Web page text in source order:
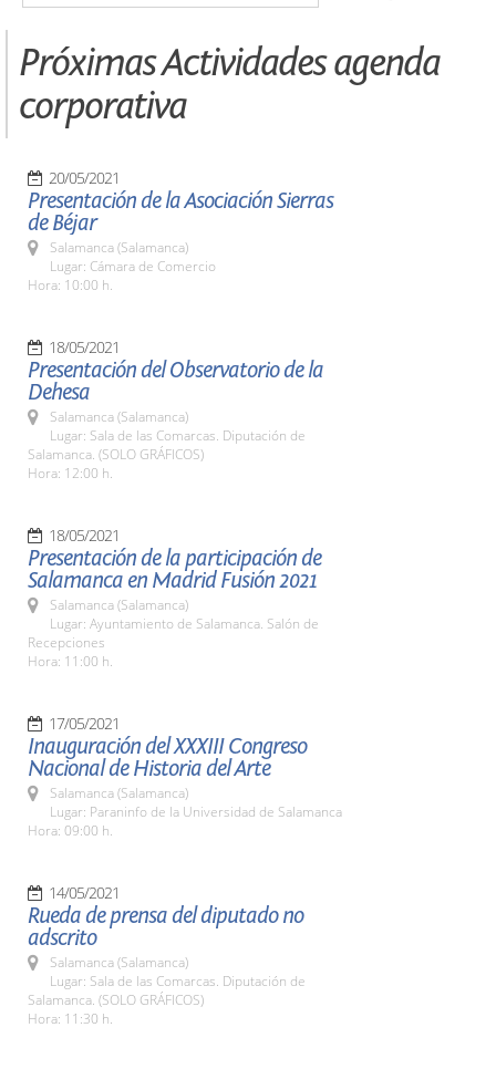
Próximas Actividades agenda
corporativa
20/05/2021
Presentación de la Asociación Sierras
de Béjar
Salamanca (Salamanca)
Lugar: Cámara de Comercio
Hora: 10:00 h.
18/05/2021
Presentación del Observatorio de la
Dehesa
Salamanca (Salamanca)
Lugar: Sala de las Comarcas. Diputación de
Salamanca. (SOLO GRÁFICOS)
Hora: 12:00 h.
18/05/2021
Presentación de la participación de
Salamanca en Madrid Fusión 2021
Salamanca (Salamanca)
Lugar: Ayuntamiento de Salamanca. Salón de
Recepciones
Hora: 11:00 h.
17/05/2021
Inauguración del XXXIII Congreso
Nacional de Historia del Arte
Salamanca (Salamanca)
Lugar: Paraninfo de la Universidad de Salamanca
Hora: 09:00 h.
14/05/2021
Rueda de prensa del diputado no
adscrito
Salamanca (Salamanca)
Lugar: Sala de las Comarcas. Diputación de
Salamanca. (SOLO GRÁFICOS)
Hora: 11:30 h.